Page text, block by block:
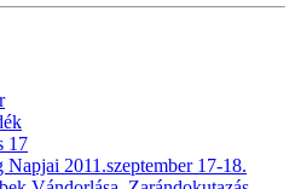
17
2011.szeptember 17-18.